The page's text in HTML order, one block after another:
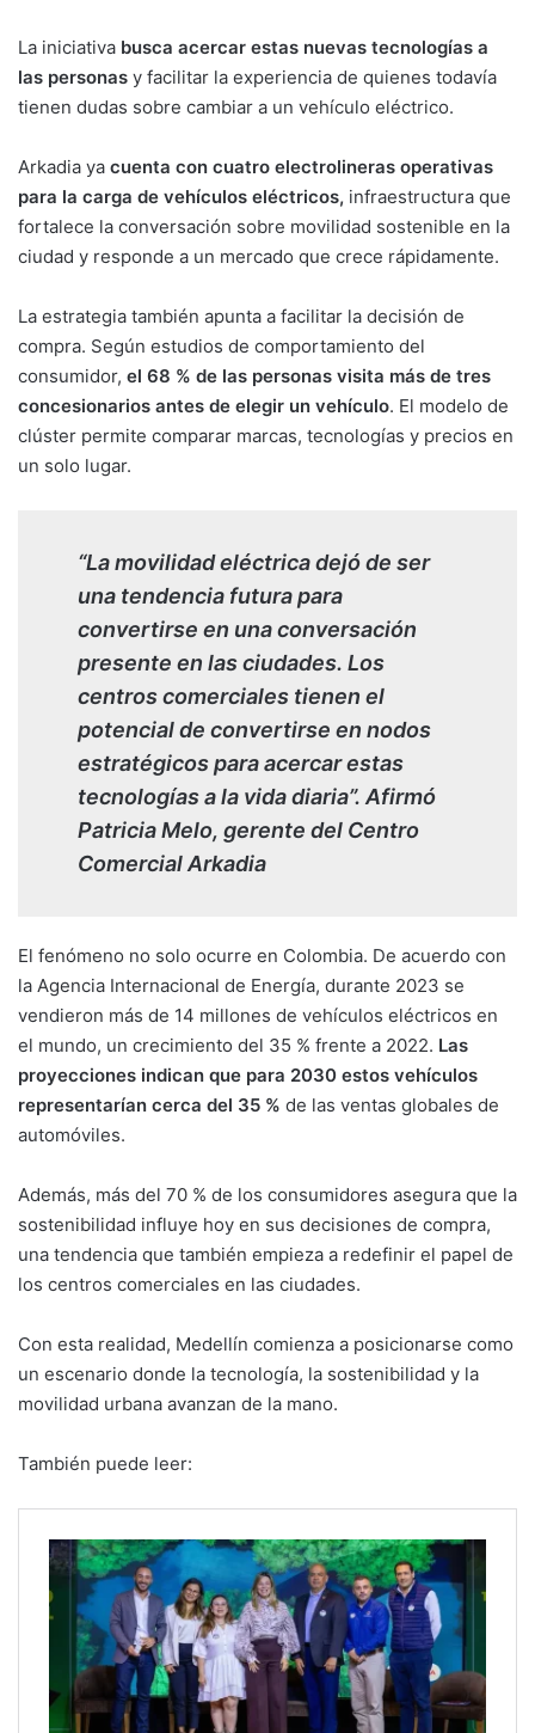
La iniciativa busca acercar estas nuevas tecnologías a
las personas y facilitar la experiencia de quienes todavía
tienen dudas sobre cambiar a un vehículo eléctrico.
Arkadia ya cuenta con cuatro electrolineras operativas
para la carga de vehículos eléctricos, infraestructura que
fortalece la conversación sobre movilidad sostenible en la
ciudad y responde a un mercado que crece rápidamente.
La estrategia también apunta a facilitar la decisión de
compra. Según estudios de comportamiento del
consumidor, el 68 % de las personas visita más de tres
concesionarios antes de elegir un vehículo. El modelo de
clúster permite comparar marcas, tecnologías y precios en
un solo lugar.
“La movilidad eléctrica dejó de ser
una tendencia futura para
convertirse en una conversación
presente en las ciudades. Los
centros comerciales tienen el
potencial de convertirse en nodos
estratégicos para acercar estas
tecnologías a la vida diaria”. Afirmó
Patricia Melo, gerente del Centro
Comercial Arkadia
El fenómeno no solo ocurre en Colombia. De acuerdo con
la Agencia Internacional de Energía, durante 2023 se
vendieron más de 14 millones de vehículos eléctricos en
el mundo, un crecimiento del 35 % frente a 2022. Las
proyecciones indican que para 2030 estos vehículos
representarían cerca del 35 % de las ventas globales de
automóviles.
Además, más del 70 % de los consumidores asegura que la
sostenibilidad influye hoy en sus decisiones de compra,
una tendencia que también empieza a redefinir el papel de
los centros comerciales en las ciudades.
Con esta realidad, Medellín comienza a posicionarse como
un escenario donde la tecnología, la sostenibilidad y la
movilidad urbana avanzan de la mano.
También puede leer: